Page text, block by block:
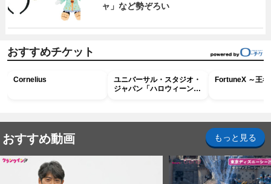
ャ」など勢ぞろい
おすすめチケット
Cornelius
ユニバーサル・スタジオ・
ジャパン「ハロウィーン・
FortuneX ～王
おすすめ動画 もっと見る